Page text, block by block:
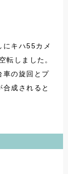
にキハ55カメ
転しました。
車の旋回とプ
成されると